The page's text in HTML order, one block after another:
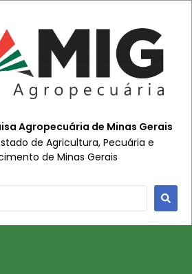
Agropecuária de Minas Gerais
de Agricultura, Pecuária e
de Minas Gerais